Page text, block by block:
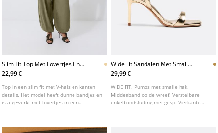
Slim Fit Top Met Lovertjes En
Dierenprint
22,99 €
Top in een slim fit met V-hals en kanten
details. Het model heeft dunne bandjes en
is afgewerkt met lovertjes in een
Wide Fit Sandalen Met Smalle
Hak
29,99 €
WIDE FIT. Pumps met smalle hak.
Middenband op de wreef. Verstelbare
enkelbandsluiting met gesp. Vierkante